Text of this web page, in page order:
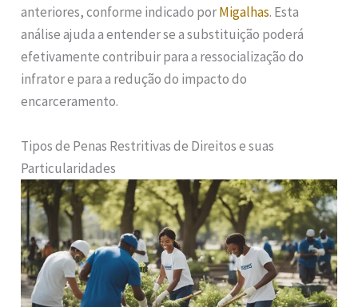
anteriores, conforme indicado porMigalhas. Esta
análise ajuda a entender se a substituição poderá
efetivamente contribuir para a ressocialização do
infrator e para a redução do impacto do
encarceramento.
Tipos de Penas Restritivas de Direitos e suas
Particularidades